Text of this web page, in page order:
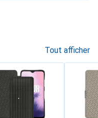
Tout afficher